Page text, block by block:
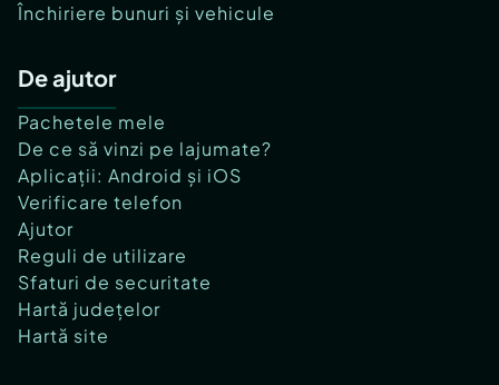
Închiriere bunuri și vehicule
De ajutor
Pachetele mele
De ce să vinzi pe lajumate?
Aplicații: Android și iOS
Verificare telefon
Ajutor
Reguli de utilizare
Sfaturi de securitate
Hartă județelor
Hartă site